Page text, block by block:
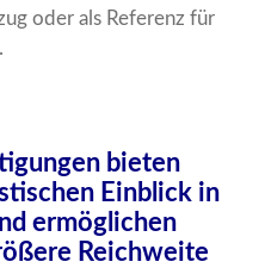
oder als Referenz für
bieten
Einblick in
ermöglichen
Reichweite